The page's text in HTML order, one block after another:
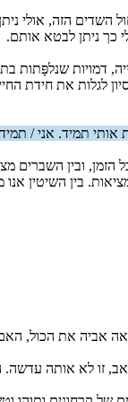
הזה, אולי
כך ניתן לבטא אותם.
דמויות שנלפָּתות
לגלות את חידת
תמיד. אני /
הזמן, ובין
בין השיטין אנו
אביה את הכול,
זו לא אותה